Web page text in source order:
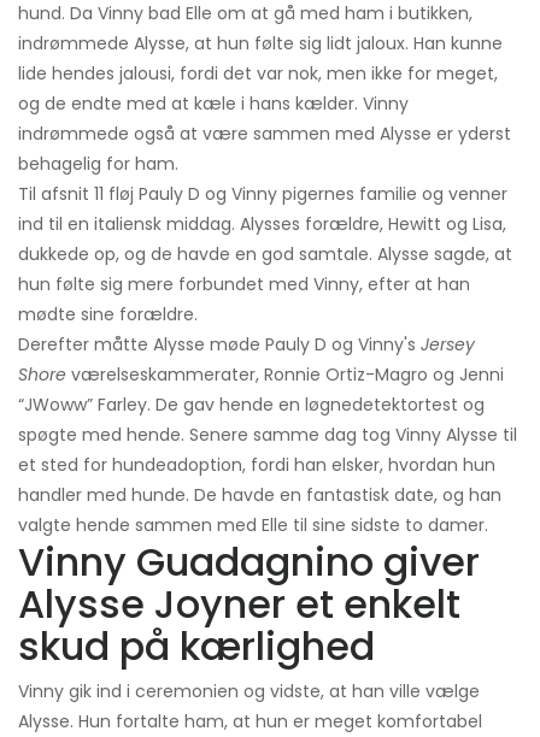
hund. Da Vinny bad Elle om at gå med ham i butikken,
indrømmede Alysse, at hun følte sig lidt jaloux. Han kunne
lide hendes jalousi, fordi det var nok, men ikke for meget,
og de endte med at kæle i hans kælder. Vinny
indrømmede også at være sammen med Alysse er yderst
behagelig for ham.
Til afsnit 11 fløj Pauly D og Vinny pigernes familie og venner
ind til en italiensk middag. Alysses forældre, Hewitt og Lisa,
dukkede op, og de havde en god samtale. Alysse sagde, at
hun følte sig mere forbundet med Vinny, efter at han
mødte sine forældre.
Derefter måtte Alysse møde Pauly D og Vinny's Jersey
Shore værelseskammerater, Ronnie Ortiz-Magro og Jenni
“JWoww” Farley. De gav hende en løgnedetektortest og
spøgte med hende. Senere samme dag tog Vinny Alysse til
et sted for hundeadoption, fordi han elsker, hvordan hun
handler med hunde. De havde en fantastisk date, og han
valgte hende sammen med Elle til sine sidste to damer.
Vinny Guadagnino giver
Alysse Joyner et enkelt
skud på kærlighed
Vinny gik ind i ceremonien og vidste, at han ville vælge
Alysse. Hun fortalte ham, at hun er meget komfortabel